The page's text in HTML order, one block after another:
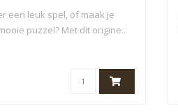
een leuk spel, of maak je
puzzel? Met dit origine..